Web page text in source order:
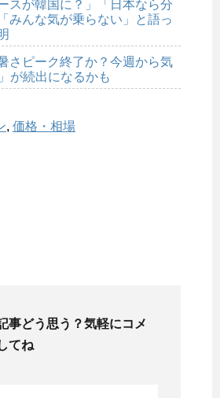
スが韓国に？」「日本なら分
みんな気が乗らない」と語っ
さピーク終了か？今週から気
が続出になるかも
, 価格・相場
事どう思う？気軽にコメ
てね